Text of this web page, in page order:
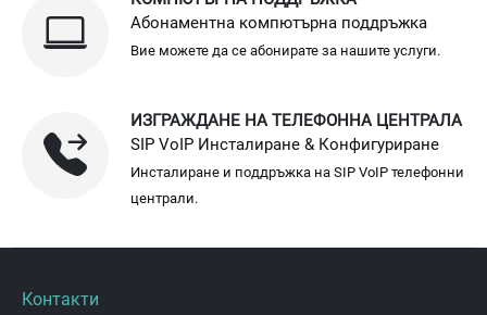
Абонаментна компютърна поддръжка
Вие можете да се абонирате за нашите услуги.
ИЗГРАЖДАНЕ НА ТЕЛЕФОННА ЦЕНТРАЛА
SIP VoIP Инсталиране & Конфигуриране
Инсталиране и поддръжка на SIP VoIP телефонни
централи.
Контакти